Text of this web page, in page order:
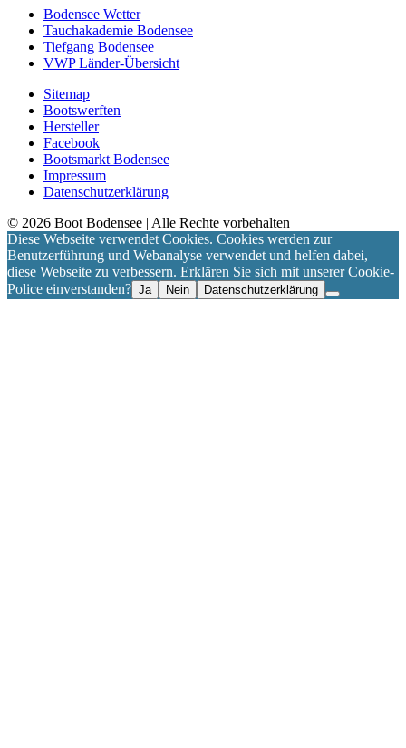
Bodensee Wetter
Tauchakademie Bodensee
Tiefgang Bodensee
VWP Länder-Übersicht
Sitemap
Bootswerften
Hersteller
Facebook
Bootsmarkt Bodensee
Impressum
Datenschutzerklärung
© 2026 Boot Bodensee | Alle Rechte vorbehalten
Diese Webseite verwendet Cookies. Cookies werden zur
Benutzerführung und Webanalyse verwendet und helfen dabei,
diese Webseite zu verbessern. Erklären Sie sich mit unserer Cookie-
Police einverstanden? Ja Nein Datenschutzerklärung